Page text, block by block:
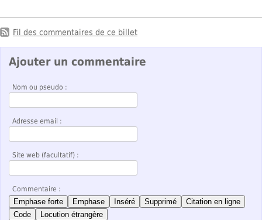
Fil des commentaires de ce billet
Ajouter un commentaire
Nom ou pseudo :
Adresse email :
Site web (facultatif) :
Commentaire :
Emphase forte Emphase Inséré Supprimé
Citation en ligne
Code
Locution étrangère